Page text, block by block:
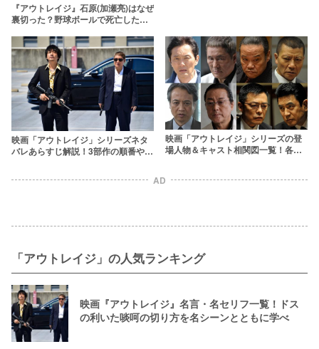
『アウトレイジ』石原(加瀬亮)はなぜ
裏切った？野球ボールで死亡した最
映画「アウトレイジ」シリーズネタ
バレあらすじ解説！3部作の順番や最
映画「アウトレイジ」シリーズの登
場人物＆キャスト相関図一覧！各組
AD
「アウトレイジ」の人気ランキング
映画『アウトレイジ』名言・名セリフ一覧！ドス
の利いた啖呵の切り方を名シーンとともに学べ